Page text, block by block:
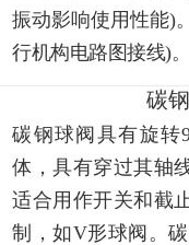
振动影响使用性能)
行机构电路图接线)。
碳
碳钢球阀具有旋转
体，具有穿过其轴
适合用作开关和截
制，如V形球阀。